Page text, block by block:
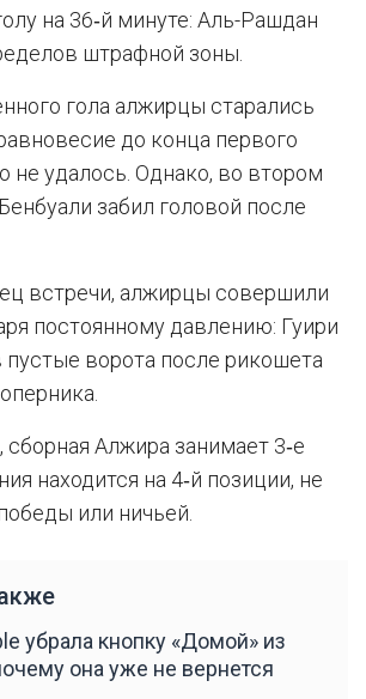
на 36‑й минуте: Аль-Рашдан
штрафной зоны.
гола алжирцы старались
до конца первого
не удалось. Однако, во втором
забил головой после
встречи, алжирцы совершили
постоянному давлению: Гуири
пустые ворота после рикошета
Алжира занимает 3‑е
находится на 4‑й позиции, не
или ничьей.
убрала кнопку «Домой» из
она уже не вернется